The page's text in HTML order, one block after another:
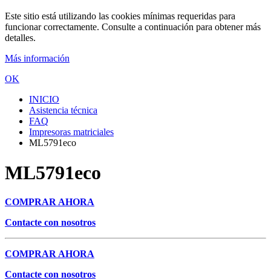
Este sitio está utilizando las cookies mínimas requeridas para
funcionar correctamente. Consulte a continuación para obtener más
detalles.
Más información
OK
INICIO
Asistencia técnica
FAQ
Impresoras matriciales
ML5791eco
ML5791eco
COMPRAR AHORA
Contacte con nosotros
COMPRAR AHORA
Contacte con nosotros